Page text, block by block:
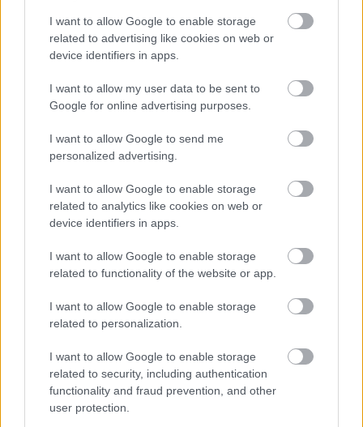
I want to allow Google to enable storage
related to advertising like cookies on web or
device identifiers in apps.
I want to allow my user data to be sent to
Google for online advertising purposes.
I want to allow Google to send me
personalized advertising.
I want to allow Google to enable storage
related to analytics like cookies on web or
device identifiers in apps.
I want to allow Google to enable storage
related to functionality of the website or app.
I want to allow Google to enable storage
related to personalization.
I want to allow Google to enable storage
related to security, including authentication
functionality and fraud prevention, and other
user protection.
Ahogy január végén
láthatóan nem adja fel,
a Tisza Párt
berobbanása ellenére
is úgy gondolja, hogy
os országgyűlési választásokra. Gyurcsány Ferenc pártja a
törökszentmiklósi választókerületben már bemutatta a
jelöltjét, most pedig az is kiderült, hogy a megyei közgyűlés
egyik tagját, Mészáros Dávidot indítják Kállai Mária fideszes
országgyűlési képviselő ellen.
TOVÁBB OLVASOM
országgyűlés,párt
Politikai csörte Jászberényben: Bíróság elé